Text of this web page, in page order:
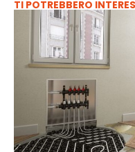
TI POTREBBERO